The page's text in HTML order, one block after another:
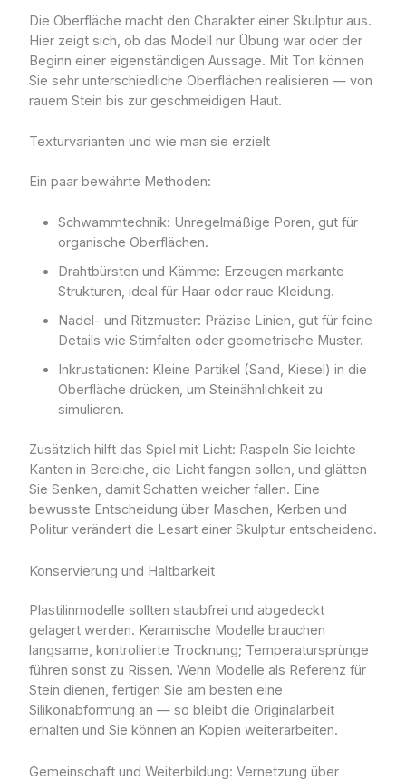
Die Oberfläche macht den Charakter einer Skulptur aus.
Hier zeigt sich, ob das Modell nur Übung war oder der
Beginn einer eigenständigen Aussage. Mit Ton können
Sie sehr unterschiedliche Oberflächen realisieren — von
rauem Stein bis zur geschmeidigen Haut.
Texturvarianten und wie man sie erzielt
Ein paar bewährte Methoden:
Schwammtechnik: Unregelmäßige Poren, gut für
organische Oberflächen.
Drahtbürsten und Kämme: Erzeugen markante
Strukturen, ideal für Haar oder raue Kleidung.
Nadel- und Ritzmuster: Präzise Linien, gut für feine
Details wie Stirnfalten oder geometrische Muster.
Inkrustationen: Kleine Partikel (Sand, Kiesel) in die
Oberfläche drücken, um Steinähnlichkeit zu
simulieren.
Zusätzlich hilft das Spiel mit Licht: Raspeln Sie leichte
Kanten in Bereiche, die Licht fangen sollen, und glätten
Sie Senken, damit Schatten weicher fallen. Eine
bewusste Entscheidung über Maschen, Kerben und
Politur verändert die Lesart einer Skulptur entscheidend.
Konservierung und Haltbarkeit
Plastilinmodelle sollten staubfrei und abgedeckt
gelagert werden. Keramische Modelle brauchen
langsame, kontrollierte Trocknung; Temperatursprünge
führen sonst zu Rissen. Wenn Modelle als Referenz für
Stein dienen, fertigen Sie am besten eine
Silikonabformung an — so bleibt die Originalarbeit
erhalten und Sie können an Kopien weiterarbeiten.
Gemeinschaft und Weiterbildung: Vernetzung über